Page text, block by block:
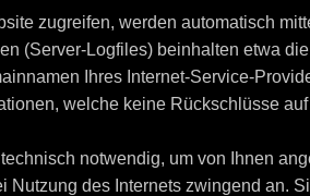
zugreifen, werden automatisch
(Server-Logfiles) beinhalten etwa
Ihres Internet-Service-
welche keine Rückschlüsse
notwendig, um von Ihnen
Nutzung des Internets zwingend an.